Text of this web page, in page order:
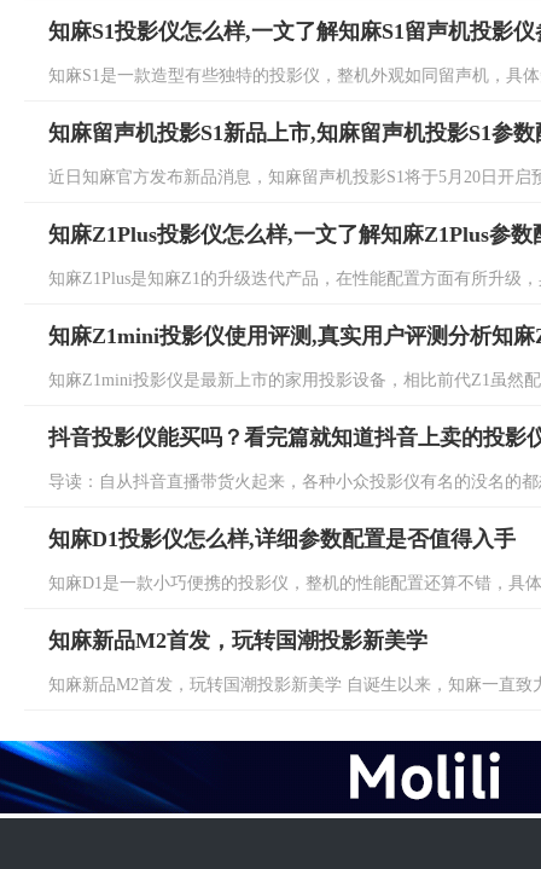
知麻S1投影仪怎么样,一文了解知麻S1留声机投影
知麻S1是一款造型有些独特的投影仪，整机外观如同留声机，具
知麻留声机投影S1新品上市,知麻留声机投影S1参
近日知麻官方发布新品消息，知麻留声机投影S1将于5月20日开
知麻Z1Plus投影仪怎么样,一文了解知麻Z1Plus参数
知麻Z1Plus是知麻Z1的升级迭代产品，在性能配置方面有所升级
知麻Z1mini投影仪使用评测,真实用户评测分析知
知麻Z1mini投影仪是最新上市的家用投影设备，相比前代Z1虽然
抖音投影仪能买吗？看完篇就知道抖音上卖的投影
导读：自从抖音直播带货火起来，各种小众投影仪有名的没名的
知麻D1投影仪怎么样,详细参数配置是否值得入手
知麻D1是一款小巧便携的投影仪，整机的性能配置还算不错，具
知麻新品M2首发，玩转国潮投影新美学
知麻新品M2首发，玩转国潮投影新美学 自诞生以来，知麻一直